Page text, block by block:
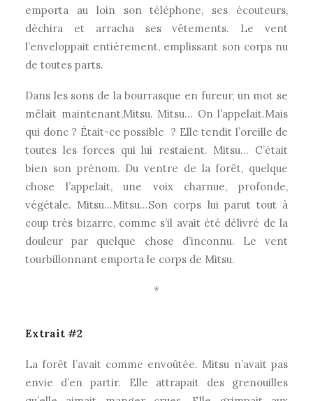
emporta au loin son téléphone, ses écouteurs,
déchira et arracha ses vêtements. Le vent
l’enveloppait entièrement, emplissant son corps nu
de toutes parts.
Dans les sons de la bourrasque en fureur, un mot se
mêlait maintenant,Mitsu. Mitsu… On l’appelait.Mais
qui donc ? Était-ce possible ? Elle tendit l’oreille de
toutes les forces qui lui restaient. Mitsu… C’était
bien son prénom. Du ventre de la forêt, quelque
chose l’appelait, une voix charnue, profonde,
végétale. Mitsu…Mitsu…Son corps lui parut tout à
coup très bizarre, comme s’il avait été délivré de la
douleur par quelque chose d’inconnu. Le vent
tourbillonnant emporta le corps de Mitsu.
*
Extrait #2
La forêt l’avait comme envoûtée. Mitsu n’avait pas
envie d’en partir. Elle attrapait des grenouilles